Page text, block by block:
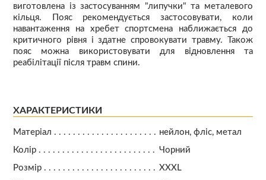
виготовлена із застосуванням "липучки" та металевого
кільця. Пояс рекомендується застосовувати, коли
навантаження на хребет спортсмена наближається до
критичного рівня і здатне спровокувати травму. Також
пояс можна використовувати для відновлення та
реабілітації після травм спини.
ХАРАКТЕРИСТИКИ
Матеріал
нейлон, фліс, метал
Колір
Чорний
Розмір
XXXL